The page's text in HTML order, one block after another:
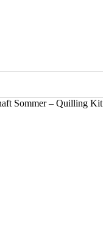
Sommer – Quilling Kit